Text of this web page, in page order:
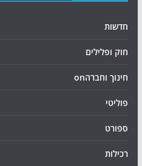
חדשות
חוק ופלילים
חינוך וחברהon
פוליטי
ספורט
רכילות